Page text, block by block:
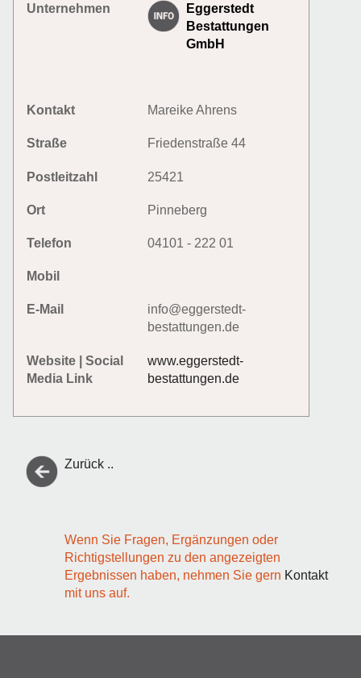
Unternehmen
Eggerstedt
Bestattungen
GmbH
Kontakt Mareike Ahrens
Straße Friedenstraße 44
Postleitzahl 25421
Ort Pinneberg
Telefon 04101 - 222 01
Mobil
E-Mail
info@eggerstedt-
bestattungen.de
Website | Social
Media Link
www.eggerstedt-
bestattungen.de
Zurück ..
Wenn Sie Fragen, Ergänzungen oder
Richtigstellungen zu den angezeigten
Ergebnissen haben, nehmen Sie gern Kontakt
mit uns auf.